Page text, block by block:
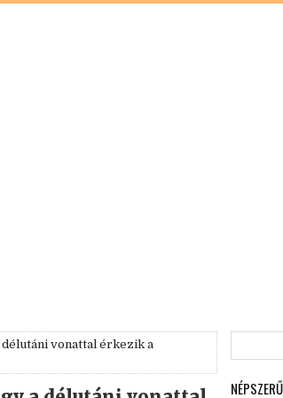
délutáni vonattal érkezik a